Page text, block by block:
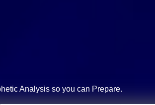
Analysis so you can Prepare.